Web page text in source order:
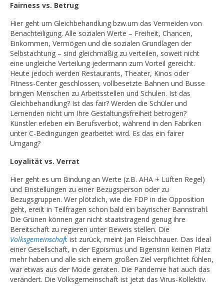
Fairness vs. Betrug
Hier geht um Gleichbehandlung bzw.um das Vermeiden von
Benachteiligung. Alle sozialen Werte – Freiheit, Chancen,
Einkommen, Vermögen und die sozialen Grundlagen der
Selbstachtung – sind gleichmäßig zu verteilen, soweit nicht
eine ungleiche Verteilung jedermann zum Vorteil gereicht.
Heute jedoch werden Restaurants, Theater, Kinos oder
Fitness-Center geschlossen, vollbesetzte Bahnen und Busse
bringen Menschen zu Arbeitsstellen und Schulen. Ist das
Gleichbehandlung? Ist das fair? Werden die Schüler und
Lernenden nicht um Ihre Gestaltungsfreiheit betrogen?
Künstler erleben ein Berufsverbot, während in den Fabriken
unter C-Bedingungen gearbeitet wird. Es das ein fairer
Umgang?
Loyalität vs. Verrat
Hier geht es um Bindung an Werte (z.B. AHA + Lüften Regel)
und Einstellungen zu einer Bezugsperson oder zu
Bezugsgruppen. Wer plötzlich, wie die FDP in die Opposition
geht, ereilt in Teilfragen schon bald ein bayrischer Bannstrahl.
Die Grünen können gar nicht staatstragend genug ihre
Bereitschaft zu regieren unter Beweis stellen. Die
Volksgemeinschaft ist zurück, meint Jan Fleischhauer. Das Ideal
einer Gesellschaft, in der Egoismus und Eigensinn keinen Platz
mehr haben und alle sich einem großen Ziel verpflichtet fühlen,
war etwas aus der Mode geraten. Die Pandemie hat auch das
verändert. Die Volksgemeinschaft ist jetzt das Virus-Kollektiv.